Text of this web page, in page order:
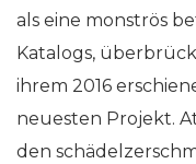
als eine monströs
Katalogs,
ihrem 2016
neuesten Projekt.
den